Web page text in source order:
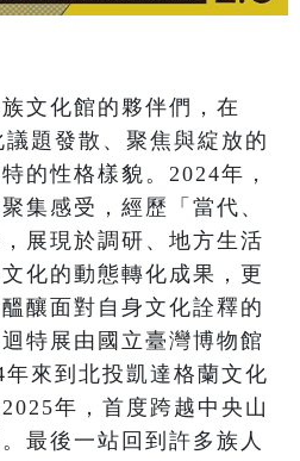
文化館的夥伴們，在
題發散、聚焦與綻放的
的性格樣貌。2024年，
集感受，經歷「當代、
展現於調研、地方生活
化的動態轉化成果，更
釀面對自身文化詮釋的
特展由國立臺灣博物館
來到北投凱達格蘭文化
年，首度跨越中央山
最後一站回到許多族人